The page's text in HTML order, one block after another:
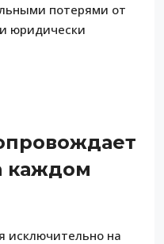
потерями от
юридически
каждом
исключительно на